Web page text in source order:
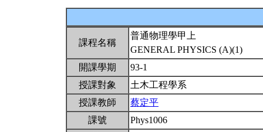
課程名稱
普通物理學甲上
GENERAL PHYSICS (A)(1)
開課學期
93-1
授課對象
土木工程學系
授課教師
蔡定平
課號
Phys1006